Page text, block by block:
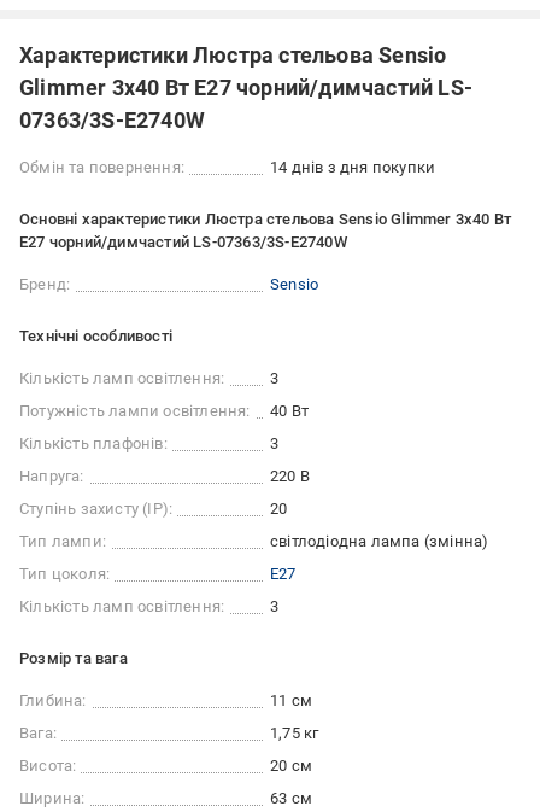
Характеристики Люстра стельова Sensio
Glimmer 3x40 Вт E27 чорний/димчастий LS-
07363/3S-E2740W
Обмін та повернення: 14 днів з дня покупки
Основні характеристики Люстра стельова Sensio Glimmer 3x40 Вт
E27 чорний/димчастий LS-07363/3S-E2740W
Бренд: Sensio
Технічні особливості
Кількість ламп освітлення:
3
Потужність лампи освітлення:
40 Вт
Кількість плафонів:
3
Напруга:
220 В
Ступінь захисту (IP):
20
Тип лампи:
світлодіодна лампа (змінна)
Тип цоколя:
E27
Кількість ламп освітлення:
3
Розмір та вага
Глибина:
11 см
Вага:
1,75 кг
Висота:
20 см
Ширина:
63 см